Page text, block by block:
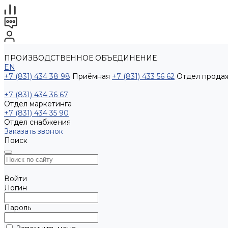
ПРОИЗВОДСТВЕННОЕ ОБЪЕДИНЕНИЕ
EN
+7 (831) 434 38 98 Приёмная +7 (831) 433 56 62 Отдел
+7 (831) 434 36 67
Отдел маркетинга
+7 (831) 434 35 90
Отдел снабжения
Заказать звонок
Поиск
Войти
Логин
Пароль